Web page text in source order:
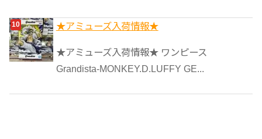
★アミューズ入荷情報★
★アミューズ入荷情報★ ワンピース
Grandista-MONKEY.D.LUFFY GE...